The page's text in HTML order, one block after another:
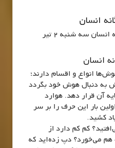
سه شنبه 2 تیر
انواع و اقسام دارند؛
به دنبال هوش خود بگردد
آن قرار دهد. هوارد
بار این حرف را بر سر
کشید.
کم کم دارد از
هم می‌خورد؟ دپ زده‌اید که